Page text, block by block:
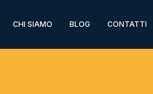
CHI SIAMO BLOG CONTATTI